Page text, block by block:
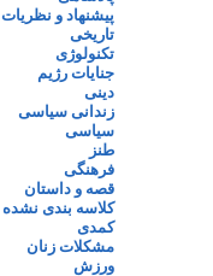
پیشنهاد و نظریات
تاریخی
تکنولوژی
جنایات رژیم
دینی
زندانی سیاسی
سیاسی
طنز
فرهنگی
قصه و داستان
کلاسه بندی نشده
کمدی
مشکلات زنان
ورزش